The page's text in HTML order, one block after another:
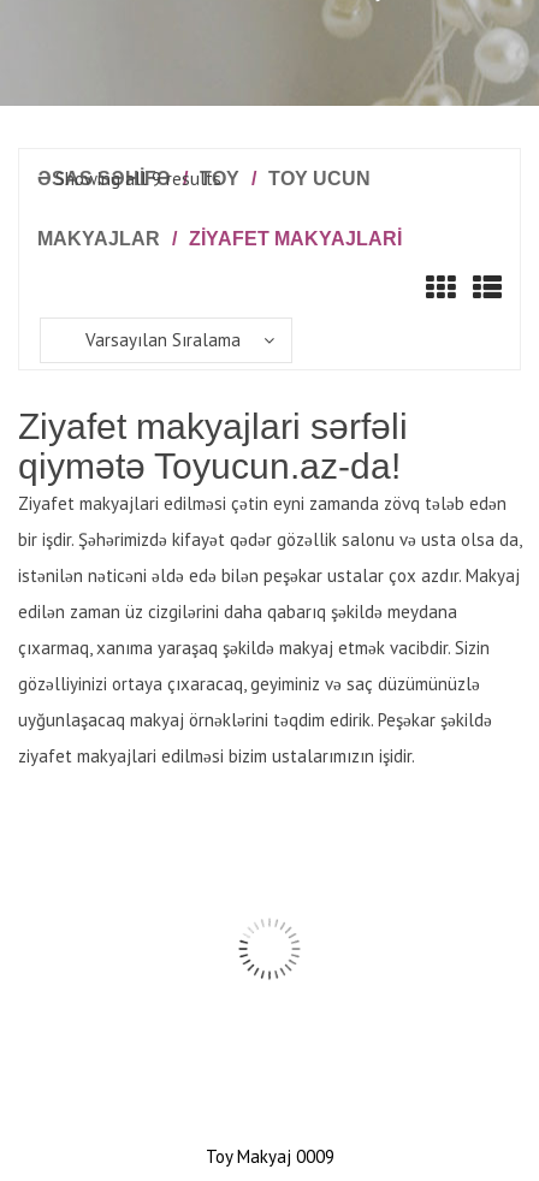
ƏSAS SƏHİFƏ / TOY / TOY UCUN
MAKYAJLAR / ZIYAFET MAKYAJLARI
Showing all 9 results
Varsayılan Sıralama
Ziyafet makyajlari sərfəli
qiymətə Toyucun.az-da!
Ziyafet makyajlari edilməsi çətin eyni zamanda zövq tələb edən
bir işdir. Şəhərimizdə kifayət qədər gözəllik salonu və usta olsa da,
istənilən nəticəni əldə edə bilən peşəkar ustalar çox azdır. Makyaj
edilən zaman üz cizgilərini daha qabarıq şəkildə meydana
çıxarmaq, xanıma yaraşaq şəkildə makyaj etmək vacibdir. Sizin
gözəlliyinizi ortaya çıxaracaq, geyiminiz və saç düzümünüzlə
uyğunlaşacaq makyaj örnəklərini təqdim edirik. Peşəkar şəkildə
ziyafet makyajlari edilməsi bizim ustalarımızın işidir.
Toy Makyaj 0009